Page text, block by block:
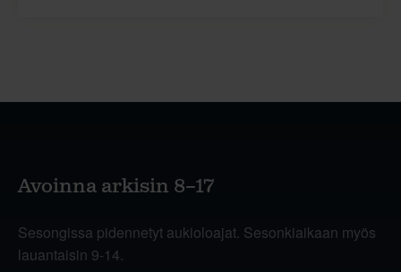
Avoinna arkisin 8–17
Sesongissa pidennetyt aukioloajat. Sesonkiaikaan myös
lauantaisin 9-14.